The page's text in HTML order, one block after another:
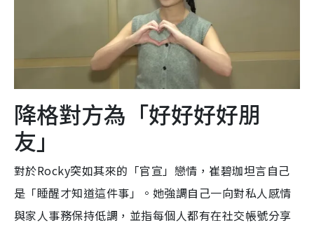
降格對方為「好好好好朋
友」
對於Rocky突如其來的「官宣」戀情，崔碧珈坦言自己
是「睡醒才知道這件事」。她強調自己一向對私人感情
與家人事務保持低調，並指每個人都有在社交帳號分享